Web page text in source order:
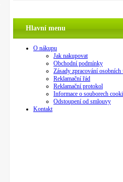
Hlavní menu
O nákupu
Jak nakupovat
Obchodní podmínky
Zásady zpracování osobních
Reklamační řád
Reklamační protokol
Informace o souborech
Odstoupení od smlouvy
Kontakt